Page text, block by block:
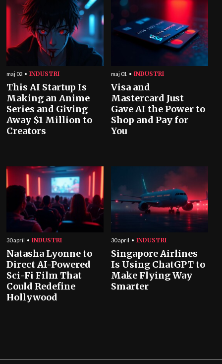
maj 02 INDUSTRI
This AI Startup Is
Making an Anime
Series and Giving
Away $1 Million to
Creators
maj 01 INDUSTRI
Visa and
Mastercard Just
Gave AI the Power to
Shop and Pay for
You
30 april INDUSTRI
Natasha Lyonne to
Direct AI-Powered
Sci-Fi Film That
Could Redefine
Hollywood
30 april INDUSTRI
Singapore Airlines
Is Using ChatGPT to
Make Flying Way
Smarter